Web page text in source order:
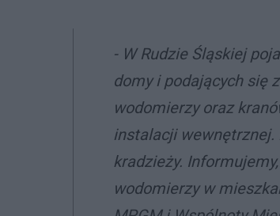
- W Rudzie Śląskiej
domy i podających się
wodomierzy oraz
instalacji
kradzieży.
wodomierzy w